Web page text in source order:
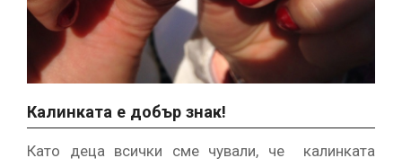
Калинката е добър знак!
Като деца всички сме чували, че калинката